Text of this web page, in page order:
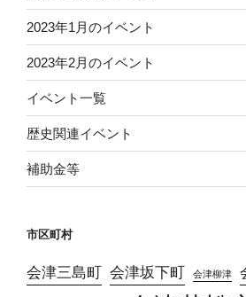
2023年1月のイベント
2023年2月のイベント
イベント一覧
歴史関連イベント
補助金等
市区町村
会津三島町 会津坂下町 会津柳津